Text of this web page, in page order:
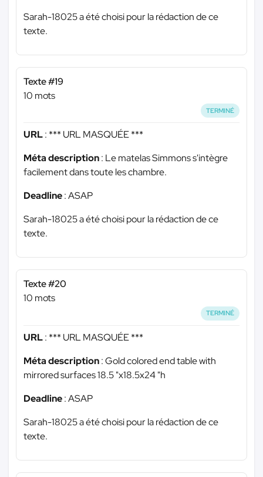
Sarah-18025 a été choisi pour la rédaction de ce
texte.
Texte #19
10 mots
TERMINÉ
URL: *** URL MASQUÉE ***
Méta description: Le matelas Simmons s'intègre
facilement dans toute les chambre.
Deadline: ASAP
Sarah-18025 a été choisi pour la rédaction de ce
texte.
Texte #20
10 mots
TERMINÉ
URL: *** URL MASQUÉE ***
Méta description: Gold colored end table with
mirrored surfaces 18.5 "x18.5x24 "h
Deadline: ASAP
Sarah-18025 a été choisi pour la rédaction de ce
texte.